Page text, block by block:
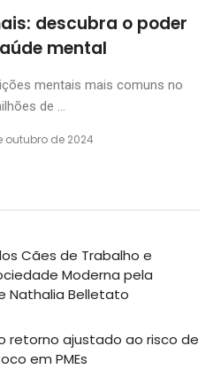
descubra o poder
mental
mentais mais comuns no
de ...
outubro de 2024
Cães de Trabalho e
Moderna pela
Nathalia Belletato
retorno ajustado ao risco de
em PMEs